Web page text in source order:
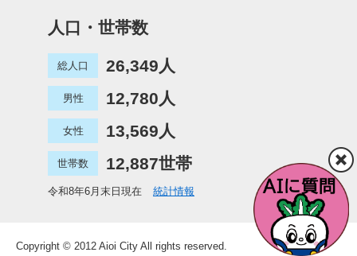
人口・世帯数
総人口 26,349人
男性 12,780人
女性 13,569人
世帯数 12,887世帯
令和8年6月末日現在 統計情報
Copyright © 2012 Aioi City All rights reserved.